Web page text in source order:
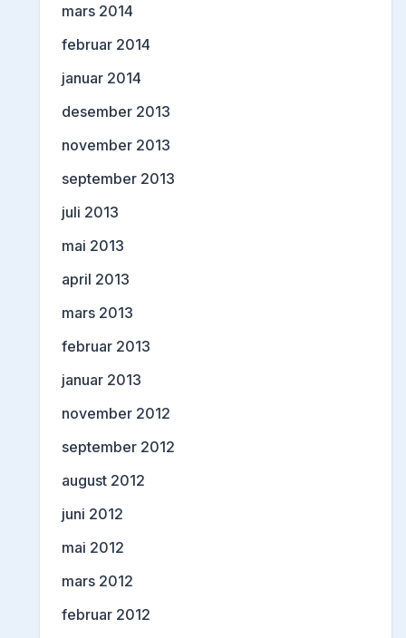
mars 2014
februar 2014
januar 2014
desember 2013
november 2013
september 2013
juli 2013
mai 2013
april 2013
mars 2013
februar 2013
januar 2013
november 2012
september 2012
august 2012
juni 2012
mai 2012
mars 2012
februar 2012